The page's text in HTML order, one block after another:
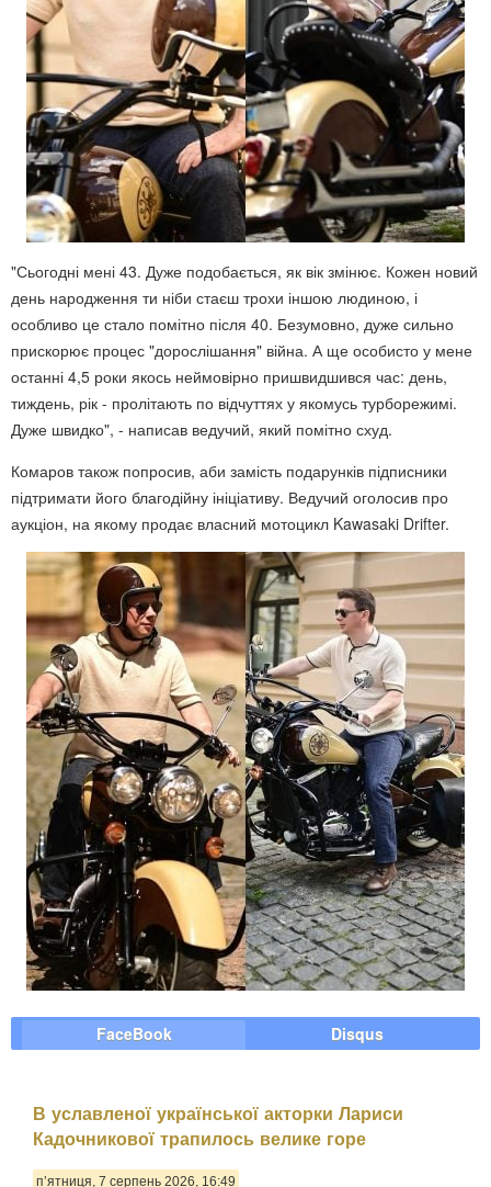
"Сьогодні мені 43. Дуже подобається, як вік змінює. Кожен новий
день народження ти ніби стаєш трохи іншою людиною, і
особливо це стало помітно після 40. Безумовно, дуже сильно
прискорює процес "дорослішання" війна. А ще особисто у мене
останні 4,5 роки якось неймовірно пришвидшився час: день,
тиждень, рік - пролітають по відчуттях у якомусь турборежимі.
Дуже швидко", - написав ведучий, який помітно схуд.
Комаров також попросив, аби замість подарунків підписники
підтримати його благодійну ініціативу. Ведучий оголосив про
аукціон, на якому продає власний мотоцикл Kawasaki Drifter.
FaceBook Disqus
В уславленої української акторки Лариси
Кадочникової трапилось велике горе
п’ятниця, 7 серпень 2026, 16:49